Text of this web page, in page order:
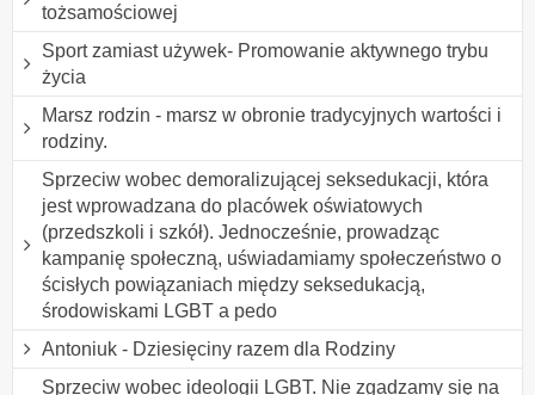
tożsamościowej
Sport zamiast używek- Promowanie aktywnego trybu
życia
Marsz rodzin - marsz w obronie tradycyjnych wartości i
rodziny.
Sprzeciw wobec demoralizującej seksedukacji, która
jest wprowadzana do placówek oświatowych
(przedszkoli i szkół). Jednocześnie, prowadząc
kampanię społeczną, uświadamiamy społeczeństwo o
ścisłych powiązaniach między seksedukacją,
środowiskami LGBT a pedo
Antoniuk - Dziesięciny razem dla Rodziny
Sprzeciw wobec ideologii LGBT. Nie zgadzamy się na